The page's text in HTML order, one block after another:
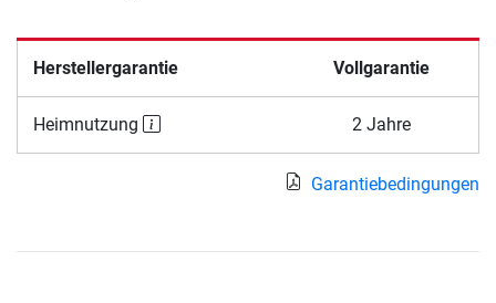
Herstellergarantie Vollgarantie
Heimnutzung 2 Jahre
Garantiebedingungen